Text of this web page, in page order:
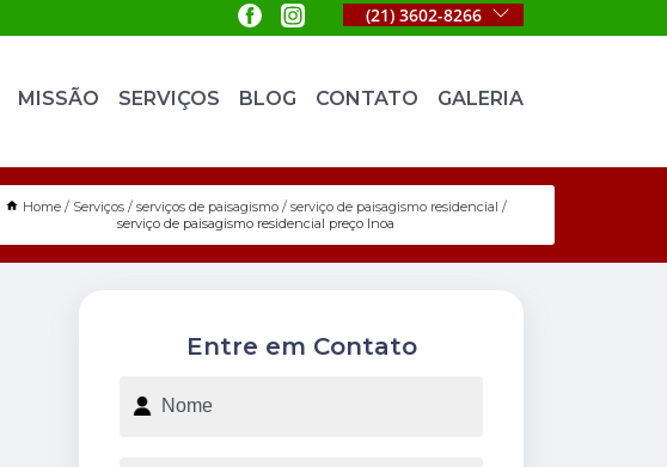
(21) 3602-8266
MISSÃO SERVIÇOS BLOG CONTATO GALERIA
Home Serviços serviços de paisagismo
serviço de paisagismo residencial
serviço de paisagismo residencial preço Inoa
Entre em Contato